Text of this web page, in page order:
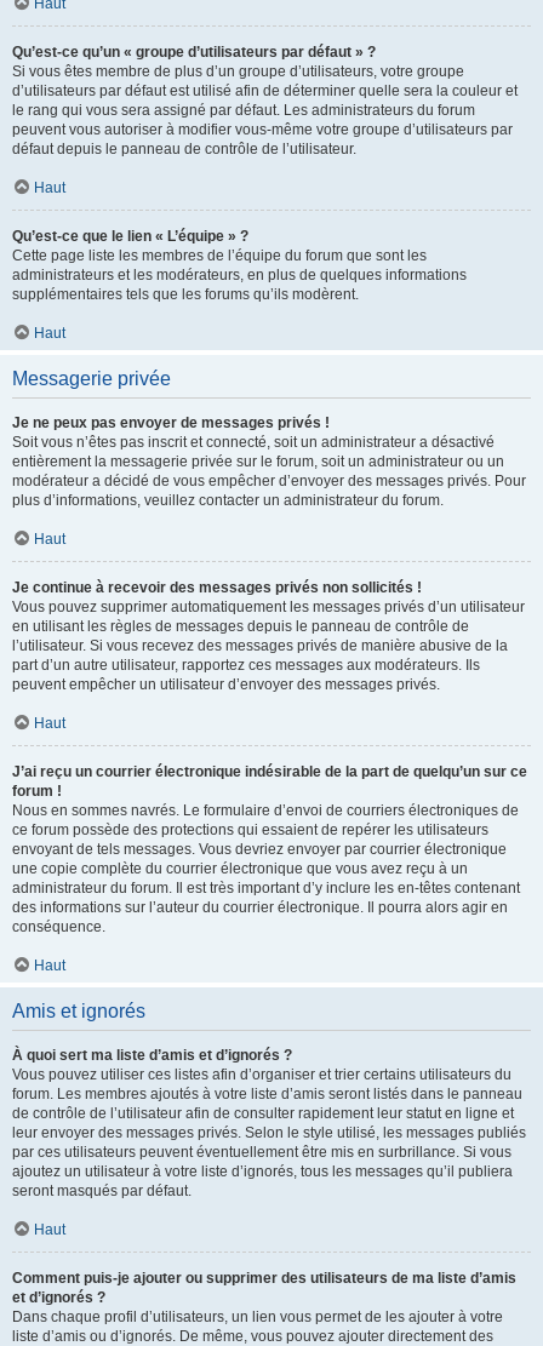
Haut
Qu’est-ce qu’un « groupe d’utilisateurs par défaut » ?
Si vous êtes membre de plus d’un groupe d’utilisateurs, votre groupe
d’utilisateurs par défaut est utilisé afin de déterminer quelle sera la couleur et
le rang qui vous sera assigné par défaut. Les administrateurs du forum
peuvent vous autoriser à modifier vous-même votre groupe d’utilisateurs par
défaut depuis le panneau de contrôle de l’utilisateur.
Haut
Qu’est-ce que le lien « L’équipe » ?
Cette page liste les membres de l’équipe du forum que sont les
administrateurs et les modérateurs, en plus de quelques informations
supplémentaires tels que les forums qu’ils modèrent.
Haut
Messagerie privée
Je ne peux pas envoyer de messages privés !
Soit vous n’êtes pas inscrit et connecté, soit un administrateur a désactivé
entièrement la messagerie privée sur le forum, soit un administrateur ou un
modérateur a décidé de vous empêcher d’envoyer des messages privés. Pour
plus d’informations, veuillez contacter un administrateur du forum.
Haut
Je continue à recevoir des messages privés non sollicités !
Vous pouvez supprimer automatiquement les messages privés d’un utilisateur
en utilisant les règles de messages depuis le panneau de contrôle de
l’utilisateur. Si vous recevez des messages privés de manière abusive de la
part d’un autre utilisateur, rapportez ces messages aux modérateurs. Ils
peuvent empêcher un utilisateur d’envoyer des messages privés.
Haut
J’ai reçu un courrier électronique indésirable de la part de quelqu’un sur ce
forum !
Nous en sommes navrés. Le formulaire d’envoi de courriers électroniques de
ce forum possède des protections qui essaient de repérer les utilisateurs
envoyant de tels messages. Vous devriez envoyer par courrier électronique
une copie complète du courrier électronique que vous avez reçu à un
administrateur du forum. Il est très important d’y inclure les en-têtes contenant
des informations sur l’auteur du courrier électronique. Il pourra alors agir en
conséquence.
Haut
Amis et ignorés
À quoi sert ma liste d’amis et d’ignorés ?
Vous pouvez utiliser ces listes afin d’organiser et trier certains utilisateurs du
forum. Les membres ajoutés à votre liste d’amis seront listés dans le panneau
de contrôle de l’utilisateur afin de consulter rapidement leur statut en ligne et
leur envoyer des messages privés. Selon le style utilisé, les messages publiés
par ces utilisateurs peuvent éventuellement être mis en surbrillance. Si vous
ajoutez un utilisateur à votre liste d’ignorés, tous les messages qu’il publiera
seront masqués par défaut.
Haut
Comment puis-je ajouter ou supprimer des utilisateurs de ma liste d’amis
et d’ignorés ?
Dans chaque profil d’utilisateurs, un lien vous permet de les ajouter à votre
liste d’amis ou d’ignorés. De même, vous pouvez ajouter directement des